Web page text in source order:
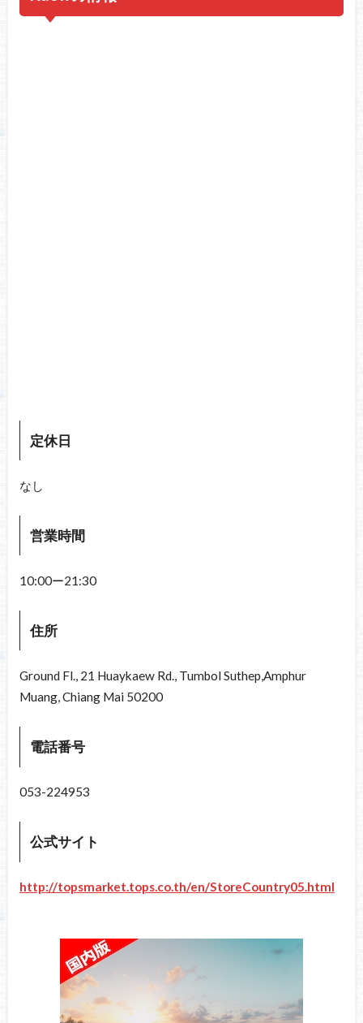
定休日
なし
営業時間
10:00ー21:30
住所
Ground Fl., 21 HuaykaewRd., Tumbol Suthep,Amphur
Muang, Chiang Mai 50200
電話番号
053-224953
公式サイト
http://topsmarket.tops.co.th/en/StoreCountry05.html